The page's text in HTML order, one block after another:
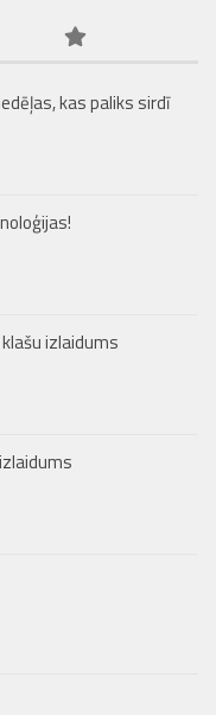
kas paliks sirdī
izlaidums